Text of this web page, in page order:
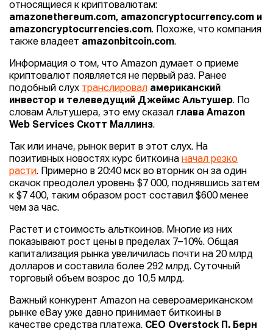
относящиеся к криптовалютам:
amazonethereum.com, amazoncryptocurrency.com и
amazoncryptocurrencies.com. Похоже, что компания
также владеет amazonbitcoin.com.
Информация о том, что Amazon думает о приеме
криптовалют появляется не первый раз. Ранее
подобный слух транслировал американский
инвестор и телеведущий Джеймс Альтушер. По
словам Альтушера, это ему сказал глава Amazon
Web Services Скотт Маллинз.
Так или иначе, рынок верит в этот слух. На
позитивных новостях курс биткоина начал резко
расти. Примерно в 20:40 мск во вторник он за один
скачок преодолел уровень $7 000, поднявшись затем
к $7 400, таким образом рост составил $600 менее
чем за час.
Растет и стоимость альткоинов. Многие из них
показывают рост цены в пределах 7–10%. Общая
капитализация рынка увеличилась почти на 20 млрд
долларов и составила более 292 млрд. Суточный
торговый объем возрос до 10,5 млрд.
Важный конкурент Amazon на североамериканском
рынке eBay уже давно принимает биткоины в
качестве средства платежа. CEO Overstock П. Берн